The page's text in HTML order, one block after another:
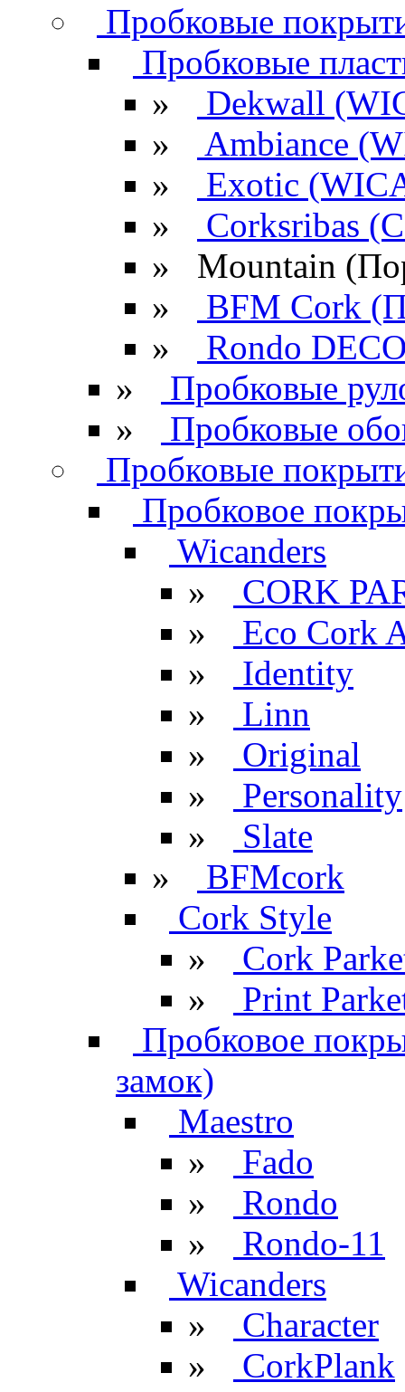
Пробковые
Пробковые
»
Dekwall
»
Ambiance
»
Exotic
»
Corksribas
» Mountain
»
BFM Cork
»
Rondo
»
Пробковые
»
Пробковые
Пробковые
Пробковое
Wicanders
»
CORK
»
Eco Cork
»
Identity
»
Linn
»
Original
»
Personality
»
Slate
»
BFMcork
Cork Style
»
Cork
»
Print
Пробковое
замок)
Maestro
»
Fado
»
Rondo
»
Rondo-11
Wicanders
»
Character
»
CorkPlank